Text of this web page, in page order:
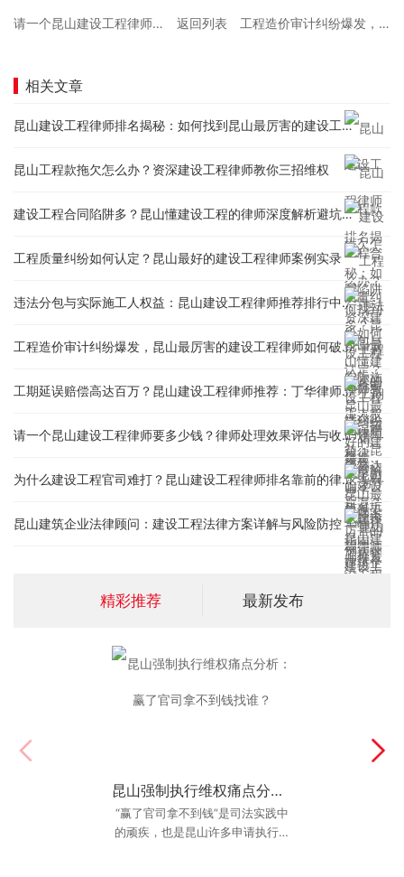
请一个昆山建设工程律师要多少钱？律师处理效果评估与收费标准 返回列表 工程造价审计纠纷爆发，昆山最厉害的建设工程律师如何破解？
相关文章
昆山建设工程律师排名揭秘：如何找到昆山最厉害的建设工程律师？
昆山工程款拖欠怎么办？资深建设工程律师教你三招维权
建设工程合同陷阱多？昆山懂建设工程的律师深度解析避坑指南
工程质量纠纷如何认定？昆山最好的建设工程律师案例实录
违法分包与实际施工人权益：昆山建设工程律师推荐排行中的专家怎么看？
工程造价审计纠纷爆发，昆山最厉害的建设工程律师如何破解？
工期延误赔偿高达百万？昆山建设工程律师推荐：丁华律师的索赔策略
请一个昆山建设工程律师要多少钱？律师处理效果评估与收费标准
为什么建设工程官司难打？昆山建设工程律师排名靠前的律师都有这三个特征
昆山建筑企业法律顾问：建设工程法律方案详解与风险防控
精彩推荐 最新发布
昆山强制执行维权痛点分析：赢了官司拿不到钱找谁？
“赢了官司拿不到钱”是司法实践中
的顽疾，也是昆山许多申请执行人
昆山离婚律师费用一般多少？2026年咨询与委托参考
昆山离婚律师费用一般多少？
2026年咨询与委托参考 最后更